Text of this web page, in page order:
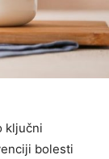
ključni
bolesti